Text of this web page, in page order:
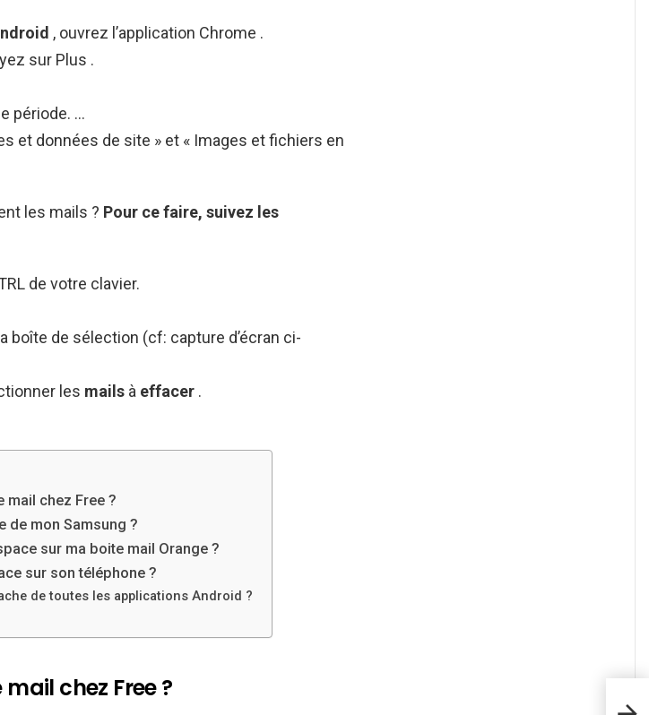
, ouvrez l’application Chrome .
sur Plus .
période. …
et données de site » et « Images et fichiers en
les mails ? Pour ce faire, suivez les
de votre clavier.
boîte de sélection (cf: capture d’écran ci-
les mails à effacer .
mail chez Free ?
de mon Samsung ?
sur ma boite mail Orange ?
sur son téléphone ?
de toutes les applications Android ?
chez Free ?